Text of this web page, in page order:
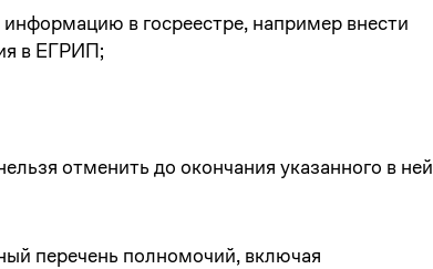
в госреестре, например внести
в ЕГРИП;
отменить до окончания указанного в ней
перечень полномочий, включая